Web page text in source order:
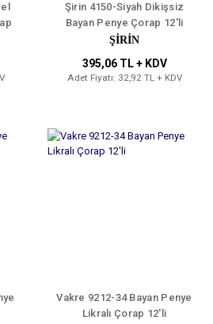
Şirin 4150-Siyah Dikişsiz
Bayan Penye Çorap 12'li
ŞİRİN
395,06 TL + KDV
Adet Fiyatı: 32,92 TL + KDV
Vakre 9212-34 Bayan Penye
Likralı Çorap 12'li